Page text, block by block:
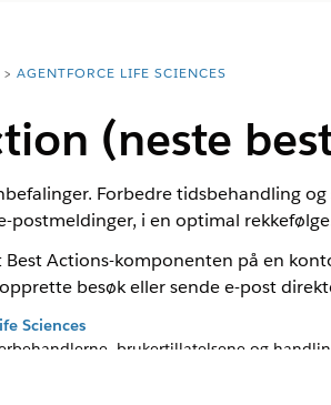
AGENTFORCE LIFE SCIENCES
(neste
Forbedre tidsbehandling
postmeldinger, i en optimal
Best Actions-komponenten på en
besøk eller sende e-post
Sciences
brukertillatelsene og